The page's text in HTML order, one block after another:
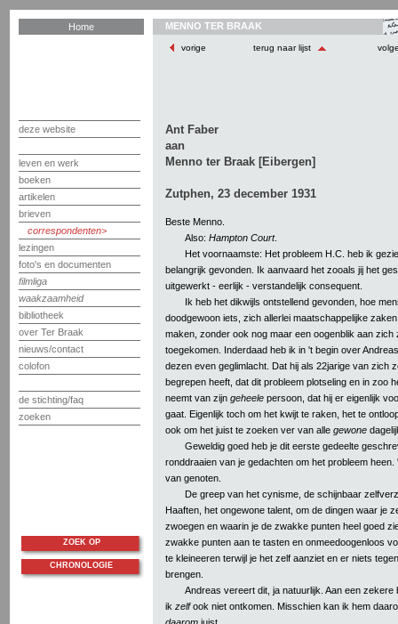
Home
deze website
leven en werk
boeken
artikelen
brieven
correspondenten
lezingen
foto's en documenten
filmliga
waakzaamheid
bibliotheek
over Ter Braak
nieuws/contact
colofon
de stichting/faq
zoeken
MENNO TER BRAAK
vorige terug naar lijst
Ant Faber
aan
Menno ter Braak [Eibergen]
Zutphen, 23 december 1931
Beste Menno.
Also: Hampton Court.
Het voornaamste: Het probleem H.C. heb ik
belangrijk gevonden. Ik aanvaard het zooals jij het
uitgewerkt - eerlijk - verstandelijk consequent.
Ik heb het dikwijls ontstellend gevonden, hoe
doodgewoon iets, zich allerlei maatschappelijke
maken, zonder ook nog maar een oogenblik aan zich
toegekomen. Inderdaad heb ik in 't begin over
dezen even geglimlacht. Dat hij als 22jarige van zich
begrepen heeft, dat dit probleem plotseling en in zoo
neemt van zijn geheele persoon, dat hij er eigenlijk
gaat. Eigenlijk toch om het kwijt te raken, het te
ook om het juist te zoeken ver van alle gewone
Geweldig goed heb je dit eerste gedeelte
ronddraaien van je gedachten om het probleem
van genoten.
De greep van het cynisme, de schijnbaar
Haaften, het ongewone talent, om de dingen waar je
zwoegen en waarin je de zwakke punten heel goed
zwakke punten aan te tasten en onmeedoogenloos
te kleineeren terwijl je het zelf aanziet en er niets
brengen.
Andreas vereert dit, ja natuurlijk. Aan een zekere
ik zelfook niet ontkomen. Misschien kan ik hem
ZOEK OP
CHRONOLOGIE